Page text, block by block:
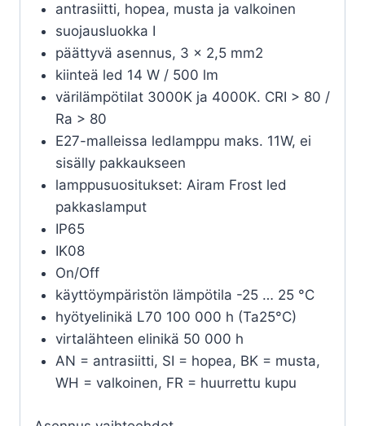
antrasiitti, hopea, musta ja valkoinen
suojausluokka I
päättyvä asennus, 3 x 2,5 mm2
kiinteä led 14 W / 500 lm
värilämpötilat 3000K ja 4000K. CRI > 80 /
Ra > 80
E27-malleissa ledlamppu maks. 11W, ei
sisälly pakkaukseen
lamppusuositukset: Airam Frost led
pakkaslamput
IP65
IK08
On/Off
käyttöympäristön lämpötila -25 … 25 °C
hyötyelinikä L70 100 000 h (Ta25°C)
virtalähteen elinikä 50 000 h
AN = antrasiitti, SI = hopea, BK = musta,
WH = valkoinen, FR = huurrettu kupu